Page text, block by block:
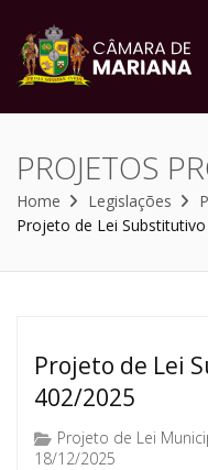
PROJETOS
Home Legislações
Projeto de Lei
Projeto de Lei
402/2025
Projeto de Lei
18/12/2025